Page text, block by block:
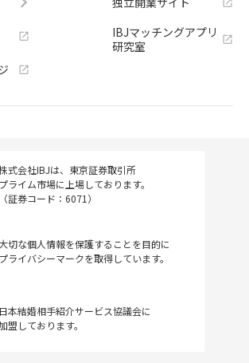
IBJマッチングアプリ
研究室
式会社IBJは、東京証券取引所
プライム市場に上場しております。
（証券コード：6071）
大切な個人情報を保護することを目的に
プライバシーマークを取得しています。
日本結婚相手紹介サービス協議会に
盟しております。